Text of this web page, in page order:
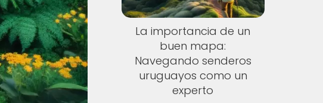
La importancia de un
buen mapa:
Navegando senderos
uruguayos como un
experto